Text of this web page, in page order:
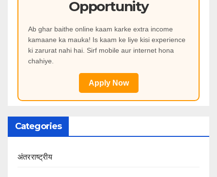
Opportunity
Ab ghar baithe online kaam karke extra income
kamaane ka mauka! Is kaam ke liye kisi experience
ki zarurat nahi hai. Sirf mobile aur internet hona
chahiye.
Apply Now
Categories
अंतरराष्ट्रीय